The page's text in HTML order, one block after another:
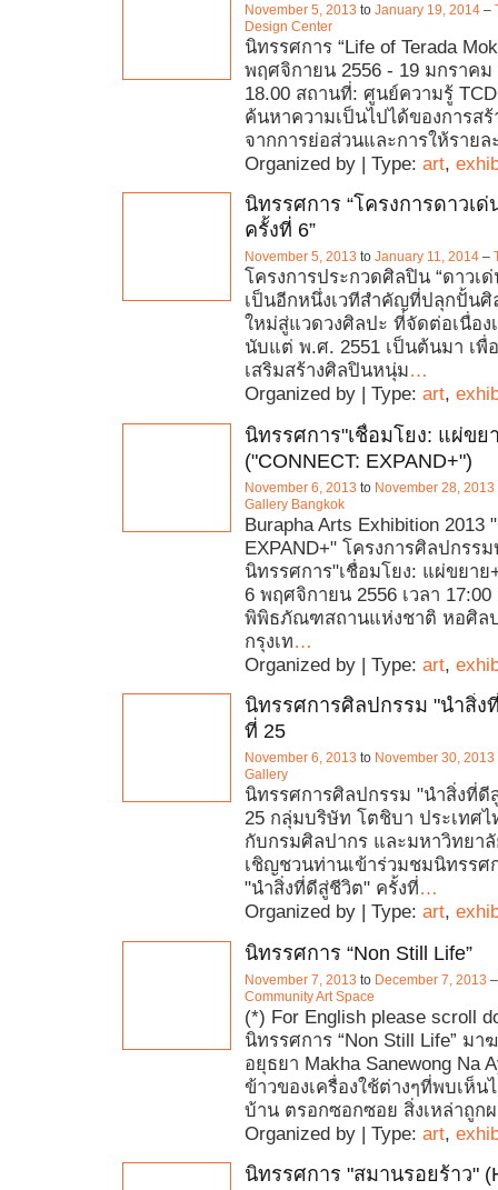
November 5, 2013 to January 19, 2014 –
Design Center
นิทรรศการ “Life of Terada
พฤศจิกายน 2556 - 19 มกราคม
18.00 สถานที่: ศูนย์ความรู้
ค้นหาความเป็นไปได้ของการสร้
จากการย่อส่วนและการให้รายล
Organized by | Type: art,
นิทรรศการ “โครงการดาวเ
ครั้งที่ 6”
November 5, 2013 to January 11, 2014 –
โครงการประกวดศิลปิน “ดาวเด่
เป็นอีกหนึ่งเวทีสำคัญที่ปลุกปั้น
ใหม่สู่แวดวงศิลปะ ที่จัดต่อเนื่อง
นับแต่ พ.ศ. 2551 เป็นต้นมา เพื่
เสริมสร้างศิลปินหนุ่ม…
Organized by | Type: art,
นิทรรศการ"เชื่อมโยง: แผ่ขย
("CONNECT: EXPAND+")
November 6, 2013 to November 28, 2013
Gallery Bangkok
Burapha Arts Exhibition 2013
EXPAND+" โครงการศิลปกรร
นิทรรศการ"เชื่อมโยง: แผ่ขยา
6 พฤศจิกายน 2556 เวลา
พิพิธภัณฑสถานแห่งชาติ หอศิล
กรุงเท…
Organized by | Type: art,
นิทรรศการศิลปกรรม "นำสิ่ง
ที่ 25
November 6, 2013 to November 30, 2013
Gallery
นิทรรศการศิลปกรรม "นำสิ่งที่ดี
25 กลุ่มบริษัท โตชิบา ประเทศ
กับกรมศิลปากร และมหาวิทยา
เชิญชวนท่านเข้าร่วมชมนิทรรศ
"นำสิ่งที่ดีสู่ชีวิต" ครั้งที่…
Organized by | Type: art,
นิทรรศการ “Non Still Life”
November 7, 2013 to December 7, 2013
Community Art Space
(*) For English please scroll
นิทรรศการ “Non Still Life” มา
อยุธยา Makha Sanewong Na
ข้าวของเครื่องใช้ต่างๆที่พบเห็น
บ้าน ตรอกซอกซอย สิ่งเหล่าถูก
Organized by | Type: art,
นิทรรศการ "สมานรอยร้าว"